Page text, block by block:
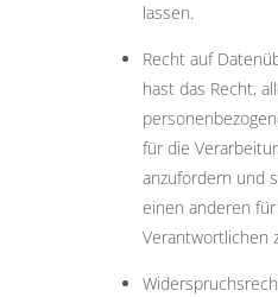
lassen.
Recht auf
hast das Recht,
für die
anzufordern und
einen anderen
Verantwortlichen